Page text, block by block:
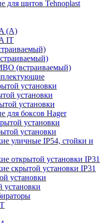
для щитов Tehnoplast
(А)
IT
(встраиваемый)
установки
установки
установки
для боксов Hager
установки
установки
уличные IP54, стойки и
открытой установки IP31
скрытой установки IP31
установки